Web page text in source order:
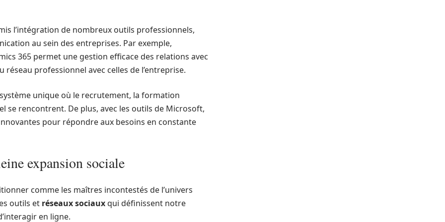
l’intégration de nombreux outils professionnels,
au sein des entreprises. Par exemple,
365 permet une gestion efficace des relations avec
professionnel avec celles de l’entreprise.
unique où le recrutement, la formation
se rencontrent. De plus, avec les outils de Microsoft,
pour répondre aux besoins en constante
expansion sociale
comme les maîtres incontestés de l’univers
outils et réseaux sociauxqui définissent notre
en ligne.